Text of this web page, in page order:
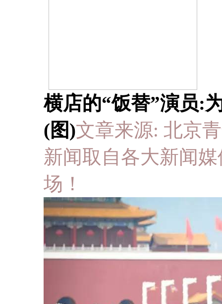
横店的“饭替”演员:
(图)文章来源: 北京
新闻取自各大新闻
场！